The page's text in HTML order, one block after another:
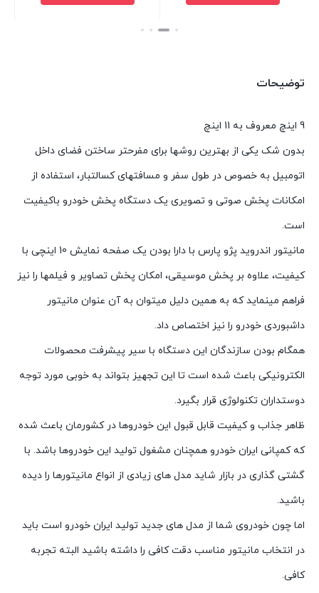
بستن
توضیحات
9 اینچ معروف به 11 اینچ
بدون شک یکی از بهترین روشها برای مفرحتر ساختن فضای داخل
اتومبیل به خصوص در طول سفر و مسافتهای کسالتبار، استفاده از
امکانات پخش صوتی و تصویری یک دستگاه پخش خودرو باکیفیت
است.
مانیتور اندروید پژو پارس با دارا بودن یک صفحه نمایش 10 اینچی با
کیفیت، علاوه بر پخش موسیقی، امکان پخش تصاویر و فیلمها را نیز
فراهم مینماید که به همین دلیل میتوان به آن عنوان مانیتور
داشبوردی خودرو را نیز اختصاص داد.
همگام بودن سازندگان این دستگاه با سیر پیشرفت محصولات
الکترونیکی باعث شده است تا این تجهیز بتواند به خوبی مورد توجه
دوستداران تکنولوژی قرار بگیرد.
ظاهر جذاب و کیفیت قابل قبول این خودروها در کشورمان باعث شده
که کمپانی ایران خودرو همچنان مشغول تولید این خودروها باشد. با
گشتی گذاری در بازار شاید مدل های زیادی از انواع مانیتورها را دیده
باشید.
اما چون خودروی شما از مدل های جدید تولید ایران خودرو است باید
در انتخاب مانیتور مناسب دقت کافی را داشته باشید البته تجربه
کافی.